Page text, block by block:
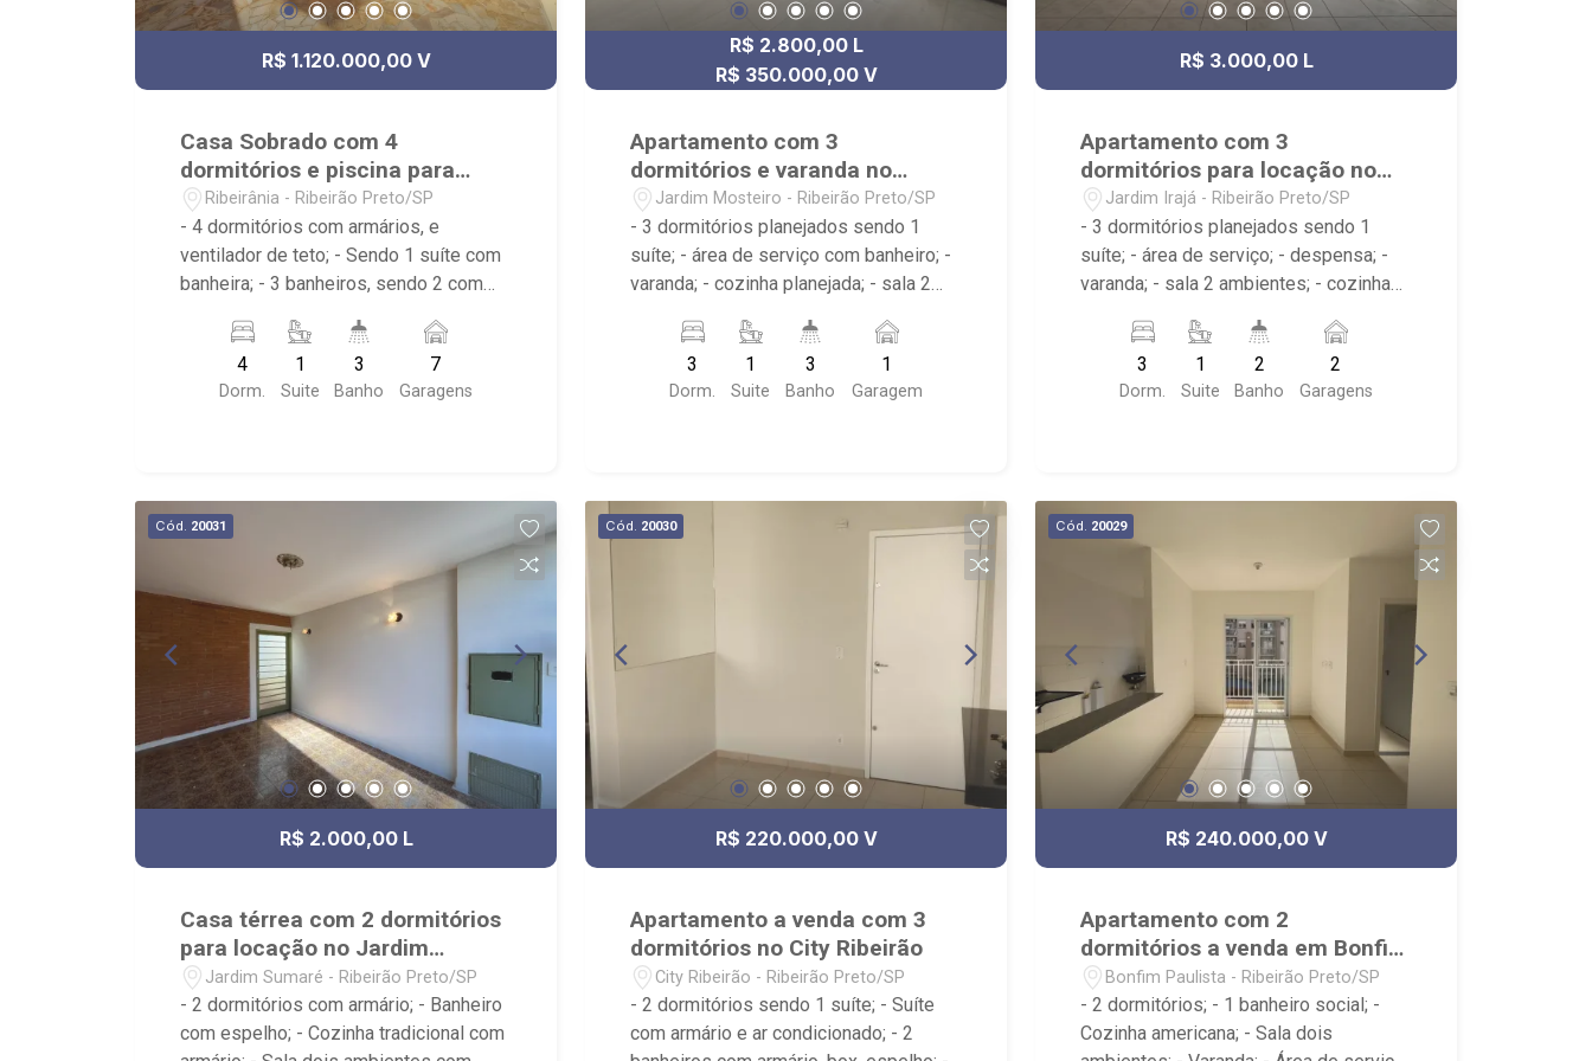
R$ 1.120.000,00 V
Casa Sobrado com 4
dormitórios e piscina para
venda na Ribeirânia
Ribeirânia - Ribeirão Preto/SP
- 4 dormitórios com armários, e
ventilador de teto; - Sendo 1 suíte com
banheira; - 3 banheiros, sendo 2 com
ambientes; - Ventilador de teto; -
Cozinha tradicional planejada; -
Despensa; - Área de serviço; - Varanda;
Iluminação; - Sobrado invertido. -
Próximo ao Novo Shopping, Salsa`s
Restaurante, Assaí Atacadista -
Ribeirão Preto Cantina da Picanha
Restaurante & Chopperia
4
Dorm.
1
Suite
3
Banho
7
Garagens
R$ 2.800,00 L
R$ 350.000,00 V
Apartamento com 3
dormitórios e varanda no
Jardim Mosteiro
Jardim Mosteiro - Ribeirão Preto/SP
- 3 dormitórios planejados sendo 1
suíte; - área de serviço com banheiro; -
varanda; - cozinha planejada; - sala 2
sendo 2 com box e 1 planejado; -
próximo ao Shopping Santa Ursula, Bar
do Nelson, Stone Wall
3
Dorm.
1
Suite
3
Banho
1
Garagem
R$ 3.000,00 L
Apartamento com 3
dormitórios para locação no
Jardim Irajá
Jardim Irajá - Ribeirão Preto/SP
- 3 dormitórios planejados sendo 1
suíte; - área de serviço; - despensa; -
varanda; - sala 2 ambientes; - cozinha
box e espelho; - próximo ao Josemar
Grill, Jasmin Restaurante, Burguer King
3
Dorm.
1
Suite
2
Banho
2
Garagens
Cód. 20031
R$ 2.000,00 L
Casa térrea com 2 dormitórios
para locação no Jardim
Sumaré
Jardim Sumaré - Ribeirão Preto/SP
- 2 dormitórios com armário; - Banheiro
com espelho; - Cozinha tradicional com
Cód. 20030
R$ 220.000,00 V
Apartamento a venda com 3
dormitórios no City Ribeirão
City Ribeirão - Ribeirão Preto/SP
- 2 dormitórios sendo 1 suíte; - Suíte
com armário e ar condicionado; - 2
Cód. 20029
R$ 240.000,00 V
Apartamento com 2
dormitórios a venda em Bonfim
Paulista
Bonfim Paulista - Ribeirão Preto/SP
- 2 dormitórios; - 1 banheiro social; -
Cozinha americana; - Sala dois